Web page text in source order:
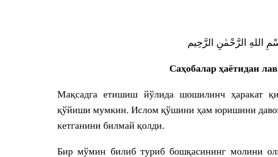
اللهِ الرَّحْمٰنِ الرَّحِيم
Саҳобалар ҳаётидан
Мақсадга етишиш йўлида шошилинч ҳаракат
қўйиши мумкин. Ислом қўшини ҳам юришини давом
кетганини билмай қолди.
Бир мўмин билиб туриб бошқасининг молини